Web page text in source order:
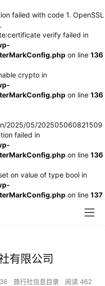
failed with code 1. OpenSSL
verify failed in
on line 136
crypto in
on line 136
2025/05/202505060821509
failed in
on line 136
on value of type bool in
on line 137
有限公司
旅行社信息目录 阅读 462